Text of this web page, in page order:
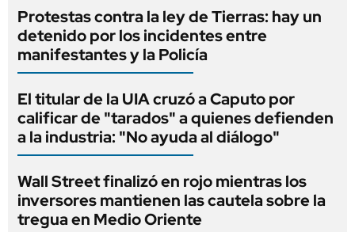
Protestas contra la ley de Tierras: hay un
detenido por los incidentes entre
manifestantes y la Policía
El titular de la UIA cruzó a Caputo por
calificar de "tarados" a quienes defienden
a la industria: "No ayuda al diálogo"
Wall Street finalizó en rojo mientras los
inversores mantienen las cautela sobre la
tregua en Medio Oriente